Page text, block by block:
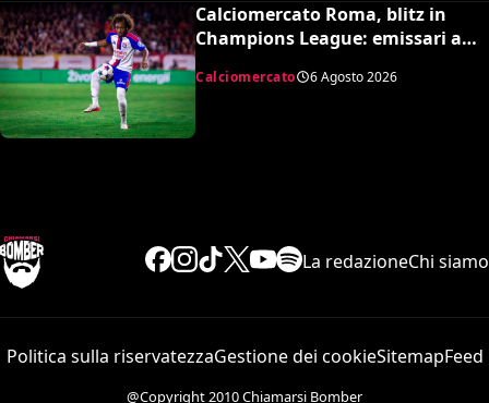
Calciomercato Roma, blitz in
Champions League: emissari a
Calciomercato 6 Agosto 2026
La redazioneChi siamo
Politica sulla riservatezzaGestione dei cookieSitemapFeed
@Copyright 2010 Chiamarsi Bomber